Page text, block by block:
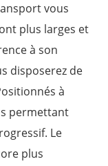
vous
plus larges et
à son
disposerez de
à
permettant
Le
plus